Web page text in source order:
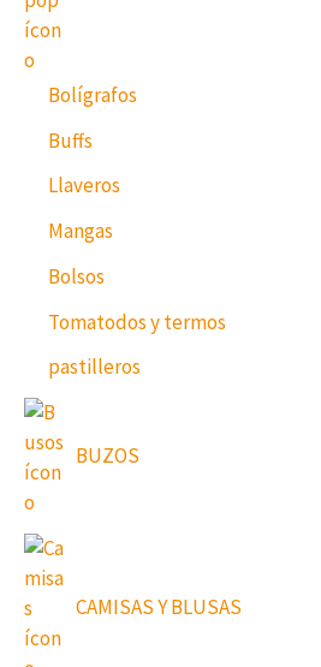
Bolígrafos
Buffs
Llaveros
Mangas
Bolsos
Tomatodos y termos
pastilleros
BUZOS
CAMISAS Y BLUSAS